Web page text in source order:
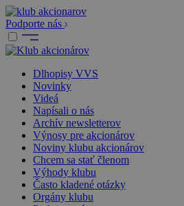
Podporte nás
Dlhopisy VVS
Novinky
Videá
Napísali o nás
Archív newsletterov
Výnosy pre akcionárov
Noviny klubu akcionárov
Chcem sa stať členom
Výhody klubu
Často kladené otázky
Orgány klubu